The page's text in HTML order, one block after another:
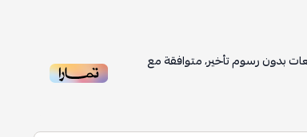
بدون رسوم تأخير، متوافقة مع